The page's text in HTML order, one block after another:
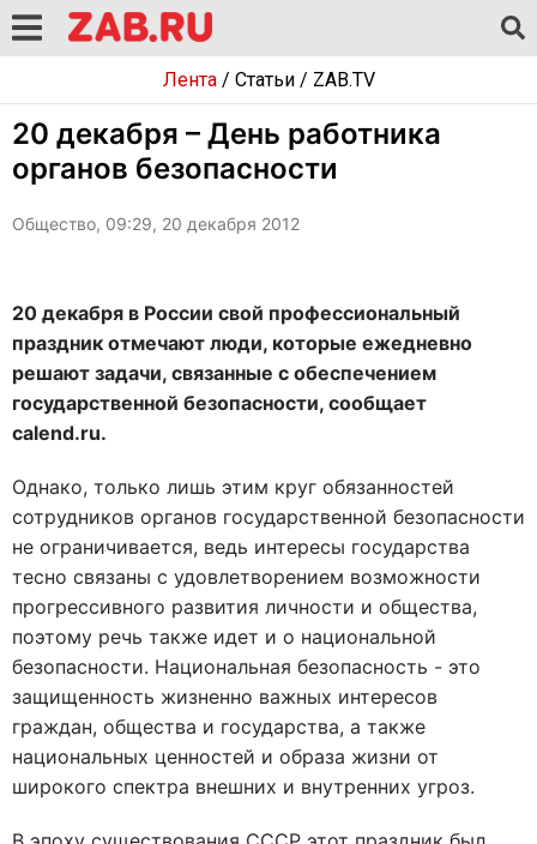
Лента/ Статьи/ ZAB.TV
20 декабря – День работника
органов безопасности
Общество, 09:29, 20 декабря 2012
20 декабря в России свой профессиональный
праздник отмечают люди, которые ежедневно
решают задачи, связанные с обеспечением
государственной безопасности, сообщает
calend.ru.
Однако, только лишь этим круг обязанностей
сотрудников органов государственной безопасности
не ограничивается, ведь интересы государства
тесно связаны с удовлетворением возможности
прогрессивного развития личности и общества,
поэтому речь также идет и о национальной
безопасности. Национальная безопасность - это
защищенность жизненно важных интересов
граждан, общества и государства, а также
национальных ценностей и образа жизни от
широкого спектра внешних и внутренних угроз.